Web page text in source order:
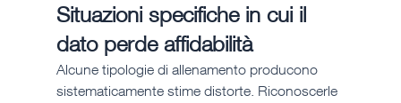
Situazioni specifiche in cui il
dato perde affidabilità
Alcune tipologie di allenamento producono
sistematicamente stime distorte. Riconoscerle